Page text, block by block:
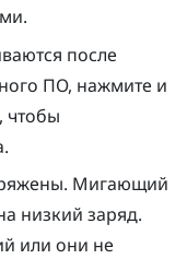
после
ПО, нажмите и
чтобы
Мигающий
низкий заряд.
или они не